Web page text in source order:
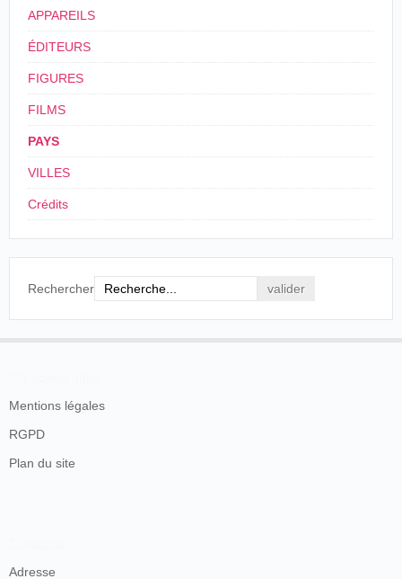
APPAREILS
ÉDITEURS
FIGURES
FILMS
PAYS
VILLES
Crédits
Rechercher
Mentions légales
RGPD
Plan du site
Adresse